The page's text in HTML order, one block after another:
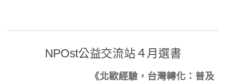
NPOst公益交流站４月選書
《北歐經驗，台灣轉化：普及